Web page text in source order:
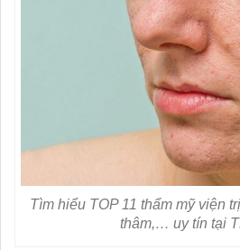
Tìm hiểu TOP 11 thẩm mỹ viện
thâm,… uy tín tại